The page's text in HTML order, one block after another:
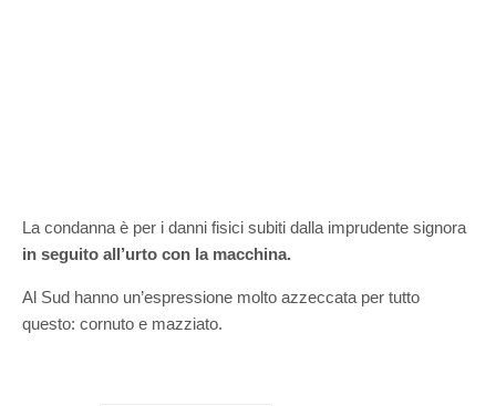
La condanna è per i danni fisici subiti dalla imprudente signora
in seguito all’urto con la macchina.
Al Sud hanno un’espressione molto azzeccata per tutto
questo: cornuto e mazziato.